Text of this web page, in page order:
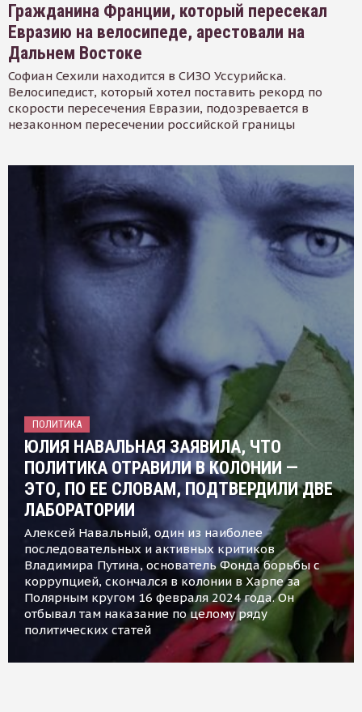
Гражданина Франции, который пересекал
Евразию на велосипеде, арестовали на
Дальнем Востоке
Софиан Сехили находится в СИЗО Уссурийска.
Велосипедист, который хотел поставить рекорд по
скорости пересечения Евразии, подозревается в
незаконном пересечении российской границы
ПОЛИТИКА
ЮЛИЯ НАВАЛЬНАЯ ЗАЯВИЛА, ЧТО
ПОЛИТИКА ОТРАВИЛИ В КОЛОНИИ —
ЭТО, ПО ЕЕ СЛОВАМ, ПОДТВЕРДИЛИ ДВЕ
ЛАБОРАТОРИИ
Алексей Навальный, один из наиболее
последовательных и активных критиков
Владимира Путина, основатель Фонда борьбы с
коррупцией, скончался в колонии в Харпе за
Полярным кругом 16 февраля 2024 года. Он
отбывал там наказание по целому ряду
политических статей